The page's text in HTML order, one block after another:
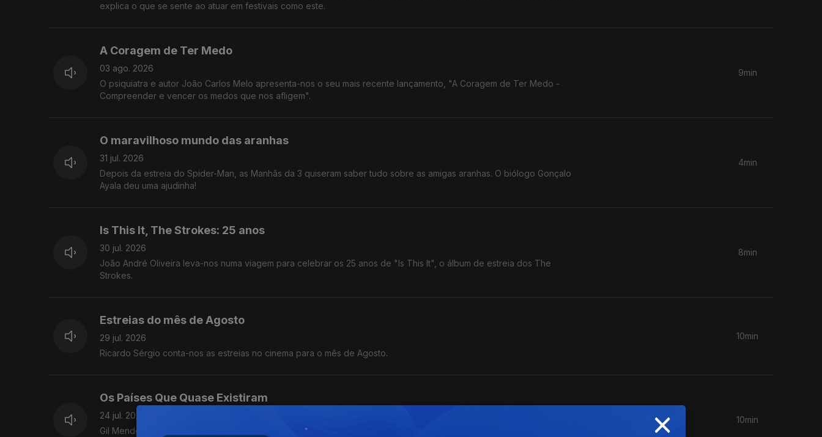
explica o que se sente ao atuar em festivais como este.
A Coragem de Ter Medo
03 ago. 2026
O psiquiatra e autor João Carlos Melo apresenta-nos o seu mais recente lançamento, "A Coragem de Ter Medo -
Compreender e vencer os medos que nos afligem".
9min
O maravilhoso mundo das aranhas
31 jul. 2026
Depois da estreia do Spider-Man, as Manhãs da 3 quiseram saber tudo sobre as amigas aranhas. O biólogo Gonçalo
Ayala deu uma ajudinha!
4min
Is This It, The Strokes: 25 anos
30 jul. 2026
João André Oliveira leva-nos numa viagem para celebrar os 25 anos de "Is This It", o álbum de estreia dos The
Strokes.
8min
Estreias do mês de Agosto
29 jul. 2026
Ricardo Sérgio conta-nos as estreias no cinema para o mês de Agosto.
10min
Os Países Que Quase Existiram
24 jul. 2026
Gil Mendes da Costa juntou 10 anos de curiosidades num livro. "Os Países Que Quase Existiram" tem tudo o que
10min
×